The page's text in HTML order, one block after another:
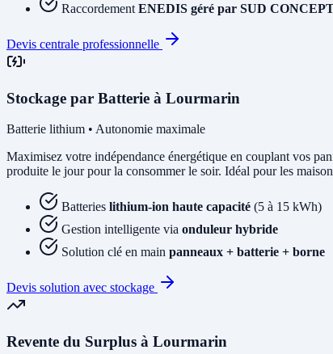
Raccordement ENEDIS géré par SUD
Devis centrale professionnelle
Stockage par Batterie à Lourmarin
Batterie lithium • Autonomie maximale
Maximisez votre indépendance énergétique en couplant vos
produite le jour pour la consommer le soir. Idéal pour les
Batteries lithium-ion haute capacité (5 à 15 kWh)
Gestion intelligente via onduleur hybride
Solution clé en main panneaux + batterie + borne
Devis solution avec stockage
Revente du Surplus à Lourmarin